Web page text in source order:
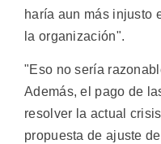
haría aun más injusto
la organización".
"Eso no sería
Además, el pago de
resolver la actual
propuesta de ajuste